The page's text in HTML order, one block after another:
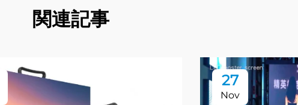
関連記事
27
Nov